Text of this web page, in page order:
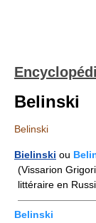
Belinski
Belinski
Bielinski ou
(Vissarion
littéraire en
Belinski